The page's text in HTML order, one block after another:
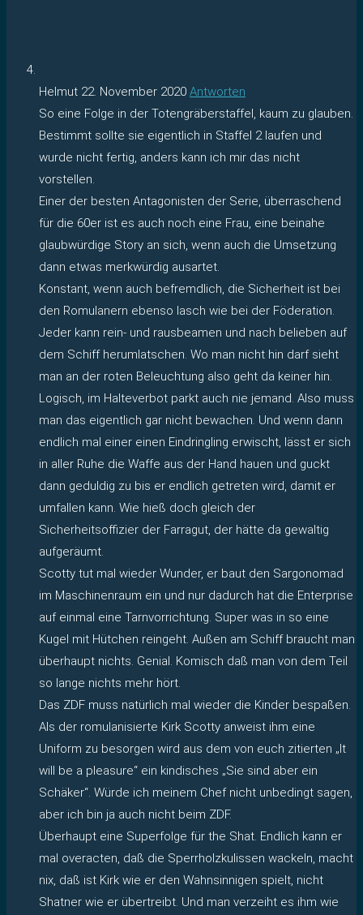
Helmut 22. November 2020 Antworten
So eine Folge in der Totengräberstaffel, kaum zu glauben.
Bestimmt sollte sie eigentlich in Staffel 2 laufen und
wurde nicht fertig, anders kann ich mir das nicht
vorstellen.
Einer der besten Antagonisten der Serie, überraschend
für die 60er ist es auch noch eine Frau, eine beinahe
glaubwürdige Story an sich, wenn auch die Umsetzung
dann etwas merkwürdig ausartet.
Konstant, wenn auch befremdlich, die Sicherheit ist bei
den Romulanern ebenso lasch wie bei der Föderation.
Jeder kann rein- und rausbeamen und nach belieben auf
dem Schiff herumlatschen. Wo man nicht hin darf sieht
man an der roten Beleuchtung also geht da keiner hin.
Logisch, im Halteverbot parkt auch nie jemand. Also muss
man das eigentlich gar nicht bewachen. Und wenn dann
endlich mal einer einen Eindringling erwischt, lässt er sich
in aller Ruhe die Waffe aus der Hand hauen und guckt
dann geduldig zu bis er endlich getreten wird, damit er
umfallen kann. Wie hieß doch gleich der
Sicherheitsoffizier der Farragut, der hätte da gewaltig
aufgeräumt.
Scotty tut mal wieder Wunder, er baut den Sargonomad
im Maschinenraum ein und nur dadurch hat die Enterprise
auf einmal eine Tarnvorrichtung. Super was in so eine
Kugel mit Hütchen reingeht. Außen am Schiff braucht man
überhaupt nichts. Genial. Komisch daß man von dem Teil
so lange nichts mehr hört.
Das ZDF muss natürlich mal wieder die Kinder bespaßen.
Als der romulanisierte Kirk Scotty anweist ihm eine
Uniform zu besorgen wird aus dem von euch zitierten „It
will be a pleasure“ ein kindisches „Sie sind aber ein
Schäker“. Würde ich meinem Chef nicht unbedingt sagen,
aber ich bin ja auch nicht beim ZDF.
Überhaupt eine Superfolge für the Shat. Endlich kann er
mal overacten, daß die Sperrholzkulissen wackeln, macht
nix, daß ist Kirk wie er den Wahnsinnigen spielt, nicht
Shatner wie er übertreibt. Und man verzeiht es ihm wie